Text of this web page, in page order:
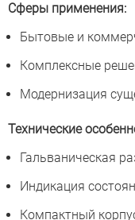
Сферы применения:
Бытовые и
Комплексные
Модернизация
Технические
Гальваническая
Индикация
Компактный